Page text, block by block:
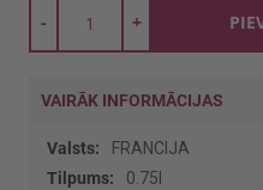
+
-
VAIRĀK INFORMĀCIJAS
Vairāk
informācijas
FRANCIJA
0.75l